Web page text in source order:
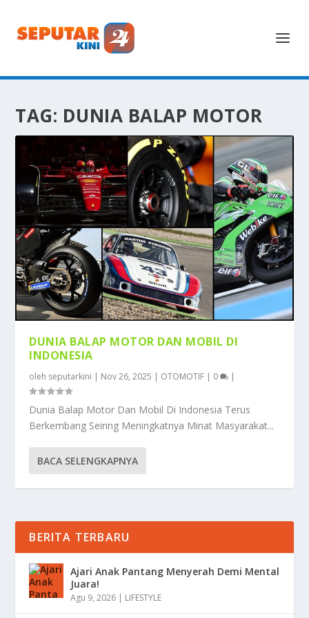
TAG: DUNIA BALAP MOTOR
DUNIA BALAP MOTOR DAN MOBIL DI
INDONESIA
oleh seputarkini | Nov 26, 2025 | OTOMOTIF | 0 |
Dunia Balap Motor Dan Mobil Di Indonesia Terus
Berkembang Seiring Meningkatnya Minat Masyarakat...
BACA SELENGKAPNYA
BERITA TERBARU
Ajari Anak Pantang Menyerah Demi Mental
Juara!
Agu 9, 2026 | LIFESTYLE